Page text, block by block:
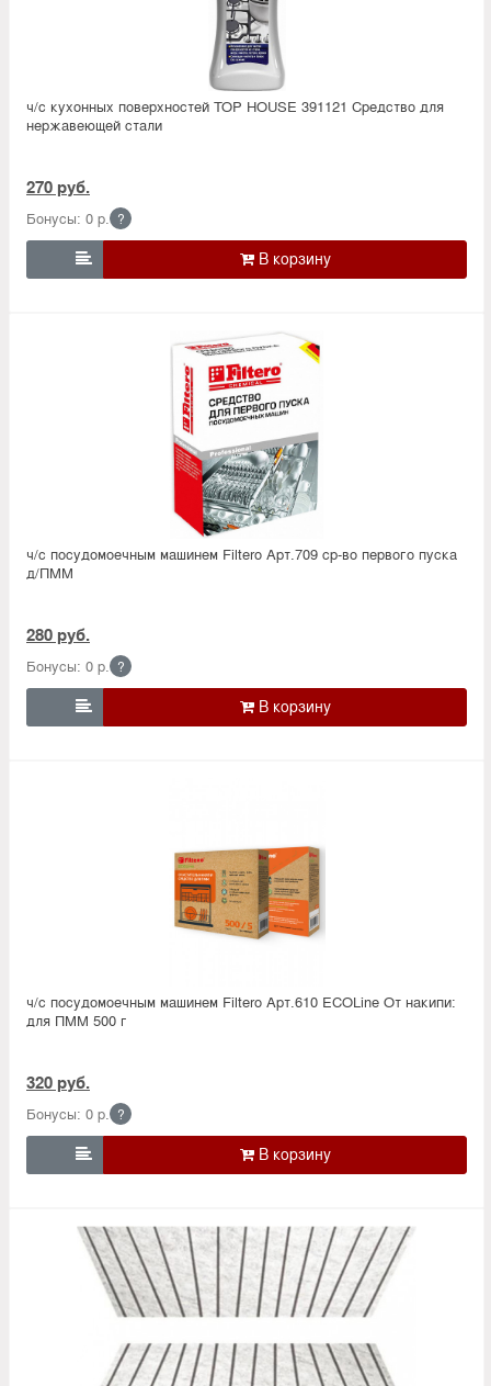
ч/с кухонных поверхностей TOP HOUSE 391121 Средство для
нержавеющей стали
270 руб.
Бонусы: 0 р. ?

ч/с посудомоечным машинем Filtero Арт.709 ср-во первого пуска
д/ПММ
280 руб.
Бонусы: 0 р. ?

ч/с посудомоечным машинем Filtero Арт.610 ECOLine От накипи:
для ПММ 500 г
320 руб.
Бонусы: 0 р. ?
